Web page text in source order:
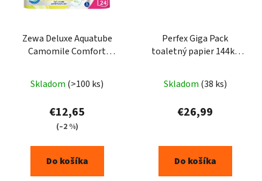
Zewa Deluxe Aquatube
Camomile Comfort
Skladom (>100 ks)
€12,65
(–2 %)
Do košíka
Perfex Giga Pack
toaletný papier 144ks
hodnotenie
produktu
je
Skladom (38 ks)
€26,99
Do košíka